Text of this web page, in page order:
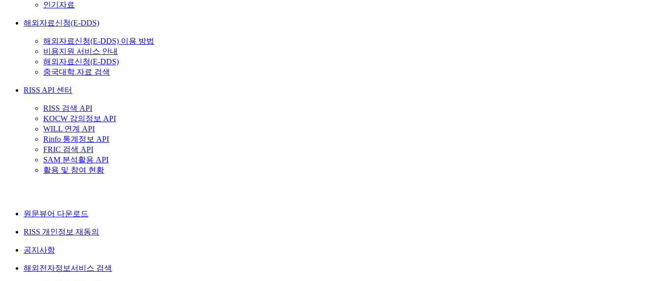
인기자료
해외자료신청(E-DDS)
해외자료신청(E-DDS) 이용 방법
비용지원 서비스 안내
해외자료신청(E-DDS)
중국대학 자료 검색
RISS API 센터
RISS 검색 API
KOCW 강의정보 API
WILL 연계 API
Rinfo 통계정보 API
FRIC 검색 API
SAM 분석활용 API
활용 및 참여 현황
원문뷰어 다운로드
RISS 개인정보 재동의
공지사항
해외전자정보서비스 검색